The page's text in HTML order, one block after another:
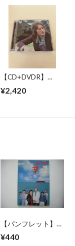
【CD+DVDR】
COLLECTION
¥2,420
【パンフレット】
AIR SUPPLY /
JAPAN TOUR 1982
¥440